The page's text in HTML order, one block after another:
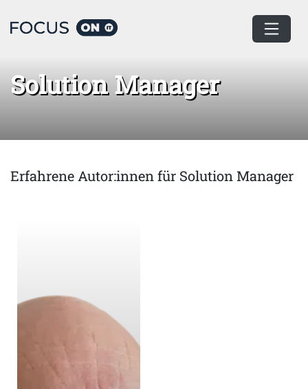
Home Solution Manager
Solution Manager
Erfahrene Autor:innen für Solution Manager